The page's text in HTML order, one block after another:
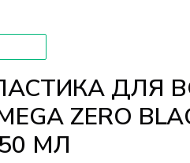
ДЛЯ
ZERO
МЛ